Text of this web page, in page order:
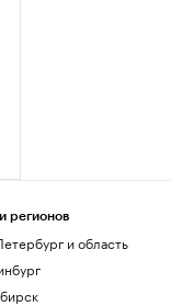
регионов
и область